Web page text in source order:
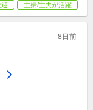
主婦/主夫が活躍
8日前